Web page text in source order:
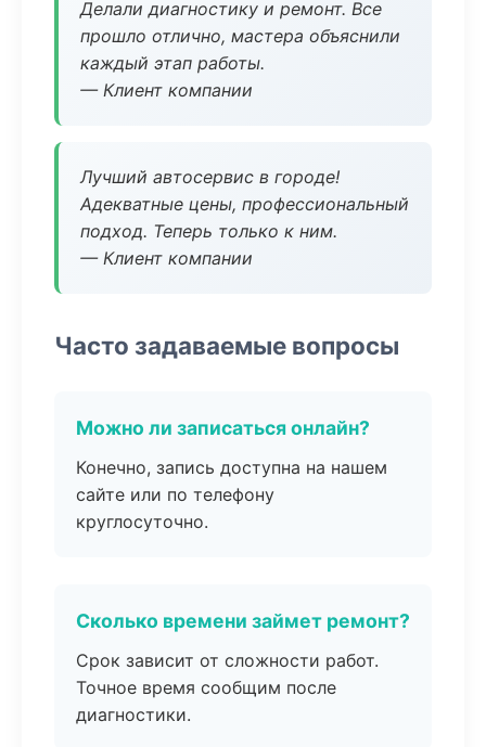
Делали диагностику и ремонт. Все
прошло отлично, мастера объяснили
каждый этап работы.
— Клиент компании
Лучший автосервис в городе!
Адекватные цены, профессиональный
подход. Теперь только к ним.
— Клиент компании
Часто задаваемые вопросы
Можно ли записаться онлайн?
Конечно, запись доступна на нашем
сайте или по телефону
круглосуточно.
Сколько времени займет ремонт?
Срок зависит от сложности работ.
Точное время сообщим после
диагностики.